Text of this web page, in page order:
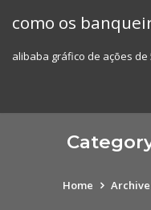
como os
alibaba gráfico de ações de
Home